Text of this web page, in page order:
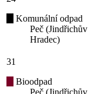
Komunální odpad
Peč (Jindřichův
Hradec)
31
Bioodpad